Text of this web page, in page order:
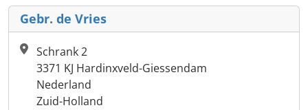
Gebr. de Vries
Schrank 2
3371 KJ Hardinxveld-Giessendam
Nederland
Zuid-Holland